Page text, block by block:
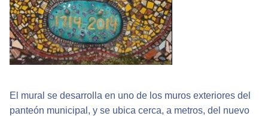
El mural se desarrolla en uno de los muros exteriores del
panteón municipal, y se ubica cerca, a metros, del nuevo